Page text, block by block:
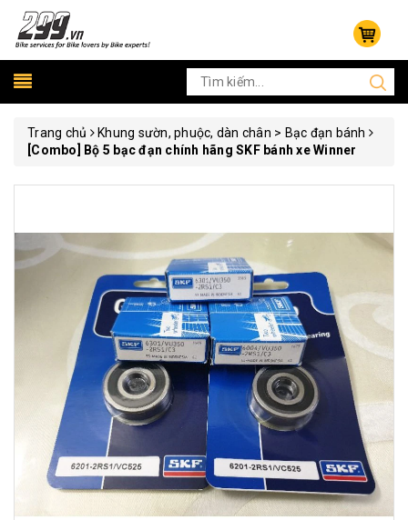
Trang chủ
Khung sườn, phuộc, dàn chân > Bạc đạn bánh
[Combo] Bộ 5 bạc đạn chính hãng SKF bánh xe Winner